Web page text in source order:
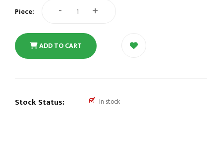
Piece: - +
ADD TO CART
Stock Status: In stock